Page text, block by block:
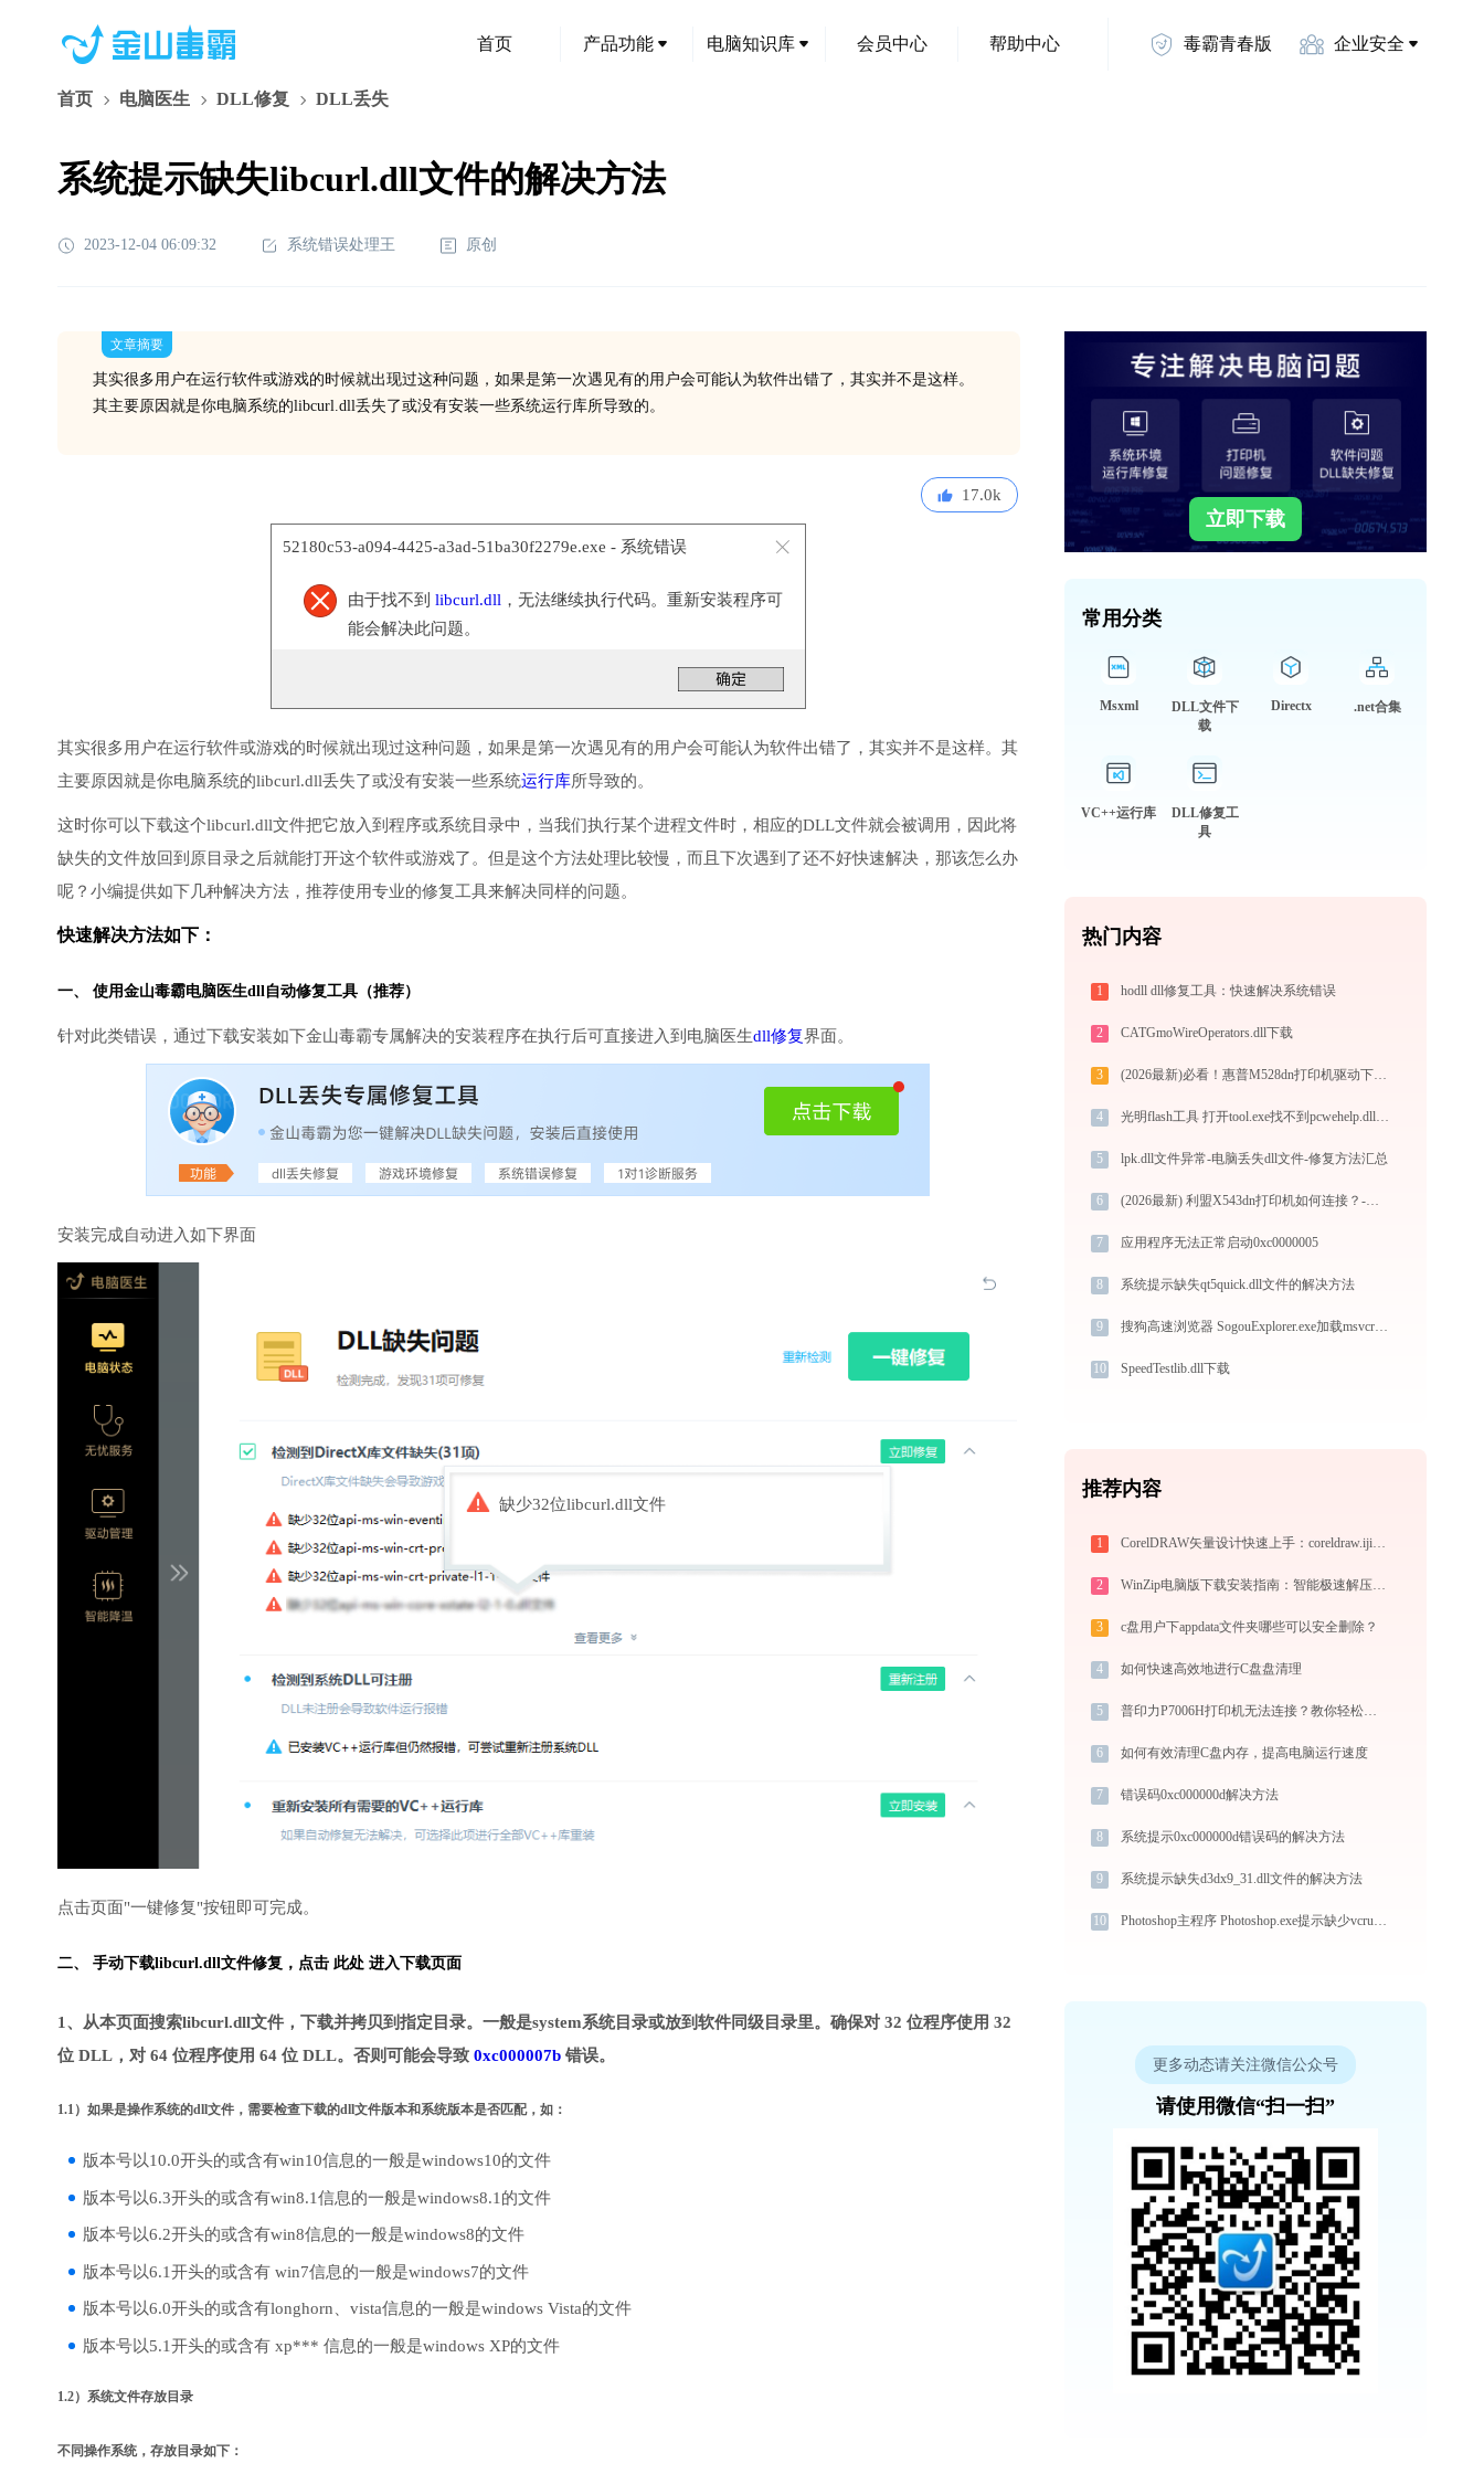
首页 产品功能 电脑知识库 会员中心 帮助中心 毒霸青春版 企业安全
首页 电脑医生 DLL修复 DLL丢失
系统提示缺失libcurl.dll文件的解决方法
2023-12-04 06:09:32 系统错误处理王 原创
文章摘要
其实很多用户在运行软件或游戏的时候就出现过这种问题，如果是第一次遇见有的用户会可能认为软件出错了，其实并不是这样。
其主要原因就是你电脑系统的libcurl.dll丢失了或没有安装一些系统运行库所导致的。
17.0k
52180c53-a094-4425-a3ad-51ba30f2279e.exe - 系统错误
由于找不到 libcurl.dll ，无法继续执行代码。重新安装程序可
能会解决此问题。
其实很多用户在运行软件或游戏的时候就出现过这种问题，如果是第一次遇见有的用户会可能认为软件出错了，其实并不是这样。其
主要原因就是你电脑系统的libcurl.dll丢失了或没有安装一些系统运行库所导致的。
这时你可以下载这个libcurl.dll文件把它放入到程序或系统目录中，当我们执行某个进程文件时，相应的DLL文件就会被调用，因此将
缺失的文件放回到原目录之后就能打开这个软件或游戏了。但是这个方法处理比较慢，而且下次遇到了还不好快速解决，那该怎么办
呢？小编提供如下几种解决方法，推荐使用专业的修复工具来解决同样的问题。
快速解决方法如下：
一、 使用金山毒霸电脑医生dll自动修复工具（推荐）
针对此类错误，通过下载安装如下金山毒霸专属解决的安装程序在执行后可直接进入到电脑医生dll修复界面。
安装完成自动进入如下界面
缺少32位libcurl.dll文件
点击页面"一键修复"按钮即可完成。
二、 手动下载libcurl.dll文件修复， 点击 此处 进入下载页面
1、从本页面搜索libcurl.dll文件，下载并拷贝到指定目录。一般是system系统目录或放到软件同级目录里。确保对 32 位程序使用 32
位 DLL，对 64 位程序使用 64 位 DLL。否则可能会导致 0xc000007b 错误。
1.1）如果是操作系统的dll文件，需要检查下载的dll文件版本和系统版本是否匹配，如：
版本号以10.0开头的或含有win10信息的一般是windows10的文件
版本号以6.3开头的或含有win8.1信息的一般是windows8.1的文件
版本号以6.2开头的或含有win8信息的一般是windows8的文件
版本号以6.1开头的或含有 win7信息的一般是windows7的文件
版本号以6.0开头的或含有longhorn、vista信息的一般是windows Vista的文件
版本号以5.1开头的或含有 xp*** 信息的一般是windows XP的文件
1.2）系统文件存放目录
不同操作系统，存放目录如下：
立即下载
常用分类
Msxml
DLL文件下
载
Directx .net合集
VC++运行库
DLL修复工
具
热门内容
1 hodll dll修复工具：快速解决系统错误
2 CATGmoWireOperators.dll下载
3 (2026最新)必看！惠普M528dn打印机驱动下载与安装的正确姿势
4 光明flash工具 打开tool.exe找不到pcwehelp.dll怎么办
5 lpk.dll文件异常-电脑丢失dll文件-修复方法汇总
6 (2026最新) 利盟X543dn打印机如何连接？-金山毒霸
7 应用程序无法正常启动0xc0000005
8 系统提示缺失qt5quick.dll文件的解决方法
9 搜狗高速浏览器 SogouExplorer.exe加载msvcr100.dll文件丢失处理办法
10 SpeedTestlib.dll下载
推荐内容
1 CorelDRAW矢量设计快速上手：coreldraw.ijinshan.com 安全绿色安装与核心技巧
2 WinZip电脑版下载安装指南：智能极速解压缩与文件加密安全管控专家
3 c盘用户下appdata文件夹哪些可以安全删除？
4 如何快速高效地进行C盘盘清理
5 普印力P7006H打印机无法连接？教你轻松解决！
6 如何有效清理C盘内存，提高电脑运行速度
7 错误码0xc000000d解决方法
8 系统提示0xc000000d错误码的解决方法
9 系统提示缺失d3dx9_31.dll文件的解决方法
10 Photoshop主程序 Photoshop.exe提示缺少vcruntime140.dll文件的解决办法
更多动态请关注微信公众号
请使用微信“扫一扫”